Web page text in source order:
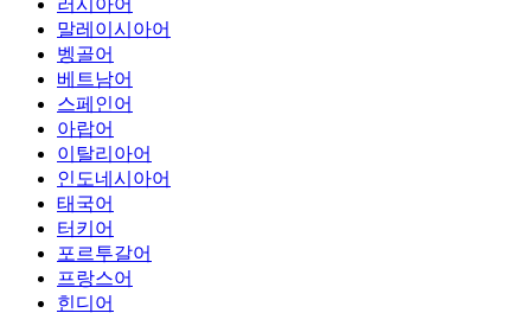
러시아어
말레이시아어
벵골어
베트남어
스페인어
아랍어
이탈리아어
인도네시아어
태국어
터키어
포르투갈어
프랑스어
힌디어